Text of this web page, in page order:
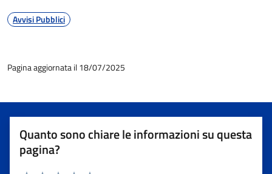
Avvisi Pubblici
Pagina aggiornata il 18/07/2025
Quanto sono chiare le informazioni su questa
pagina?